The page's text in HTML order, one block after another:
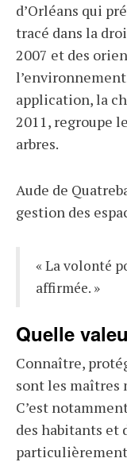
d’Orléans qui
tracé dans la
2007 et des
application, la
2011, regroupe
arbres.
Aude de
gestion des
« La volonté
affirmée. »
Quelle
Connaître,
sont les maîtres
C’est
des habitants et